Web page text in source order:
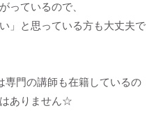
っているので、
」と思っている方も大丈夫で
門の講師も在籍しているの
ありません☆